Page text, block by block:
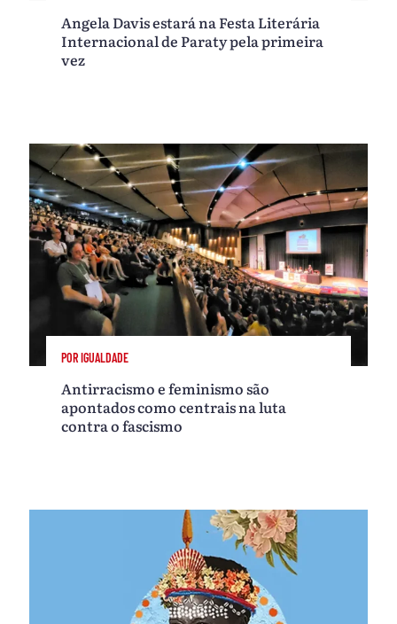
Angela Davis estará na Festa Literária
Internacional de Paraty pela primeira
vez
POR IGUALDADE
Antirracismo e feminismo são
apontados como centrais na luta
contra o fascismo